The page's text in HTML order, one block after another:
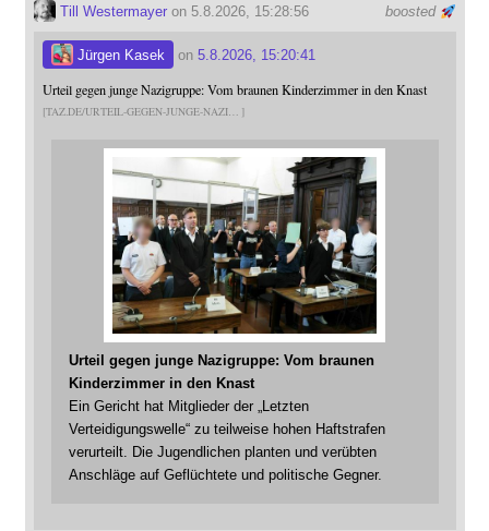
boosted
Till Westermayeron 5.8.2026, 15:28:56
Jürgen Kasek on 5.8.2026, 15:20:41
Urteil gegen junge Nazigruppe: Vom braunen Kinderzimmer in den Knast
TAZ.DE/URTEIL-GEGEN-JUNGE-NAZI
Urteil gegen junge Nazigruppe: Vom braunen
Kinderzimmer in den Knast
Ein Gericht hat Mitglieder der „Letzten
Verteidigungswelle“ zu teilweise hohen Haftstrafen
verurteilt. Die Jugendlichen planten und verübten
Anschläge auf Geflüchtete und politische Gegner.